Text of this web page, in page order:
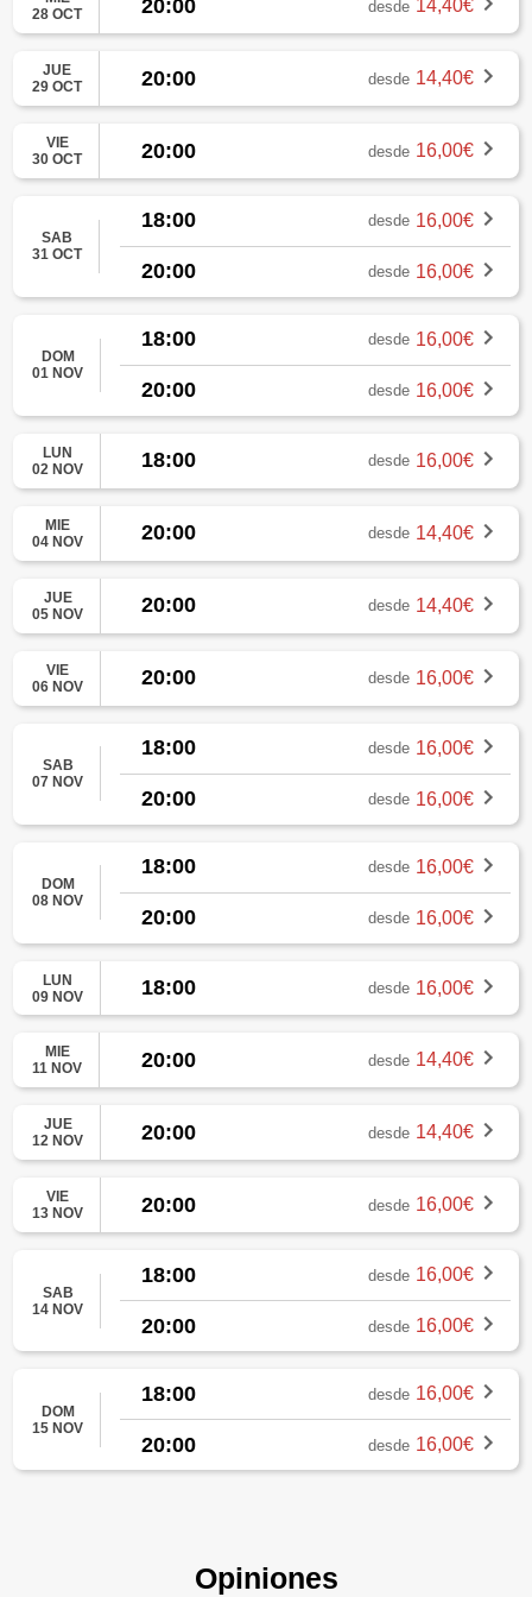
28 OCT
20:00 desde 14,40€
JUE
29 OCT
20:00 desde 14,40€
VIE
30 OCT
20:00 desde 16,00€
SAB
31 OCT
18:00 desde 16,00€
20:00 desde 16,00€
DOM
01 NOV
18:00 desde 16,00€
20:00 desde 16,00€
LUN
02 NOV
18:00 desde 16,00€
MIE
04 NOV
20:00 desde 14,40€
JUE
05 NOV
20:00 desde 14,40€
VIE
06 NOV
20:00 desde 16,00€
SAB
07 NOV
18:00 desde 16,00€
20:00 desde 16,00€
DOM
08 NOV
18:00 desde 16,00€
20:00 desde 16,00€
LUN
09 NOV
18:00 desde 16,00€
MIE
11 NOV
20:00 desde 14,40€
JUE
12 NOV
20:00 desde 14,40€
VIE
13 NOV
20:00 desde 16,00€
SAB
14 NOV
18:00 desde 16,00€
20:00 desde 16,00€
DOM
15 NOV
18:00 desde 16,00€
20:00 desde 16,00€
Opiniones